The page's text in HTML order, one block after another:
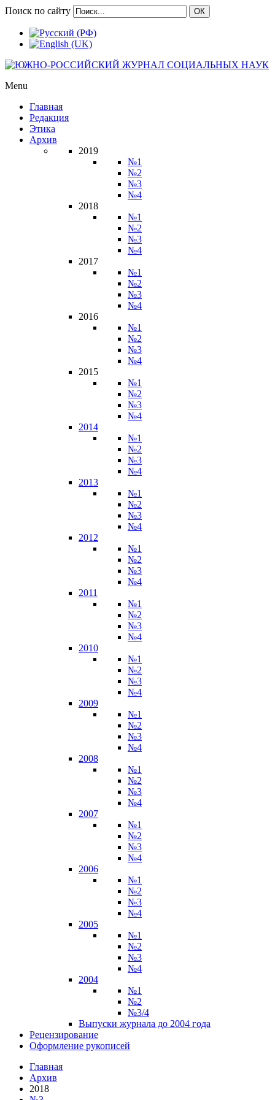
Поиск по сайту ОК
Menu
Главная
Редакция
Этика
Архив
2019
№1
№2
№3
№4
2018
№1
№2
№3
№4
2017
№1
№2
№3
№4
2016
№1
№2
№3
№4
2015
№1
№2
№3
№4
2014
№1
№2
№3
№4
2013
№1
№2
№3
№4
2012
№1
№2
№3
№4
2011
№1
№2
№3
№4
2010
№1
№2
№3
№4
2009
№1
№2
№3
№4
2008
№1
№2
№3
№4
2007
№1
№2
№3
№4
2006
№1
№2
№3
№4
2005
№1
№2
№3
№4
2004
№1
№2
№3/4
Выпуски журнала до 2004 года
Рецензирование
Оформление рукописей
Главная
Архив
2018